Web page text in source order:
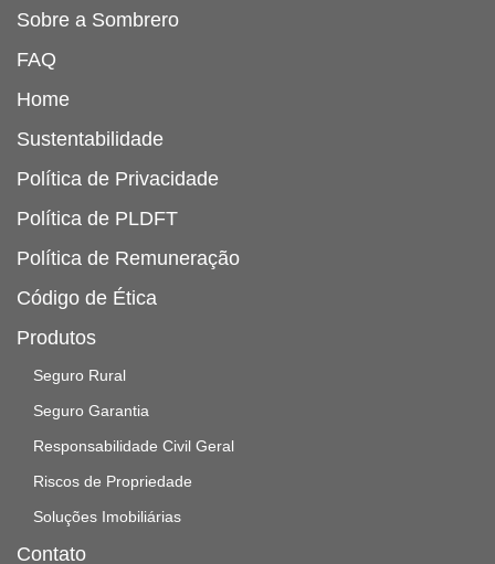
Sobre a Sombrero
FAQ
Home
Sustentabilidade
Política de Privacidade
Política de PLDFT
Política de Remuneração
Código de Ética
Produtos
Seguro Rural
Seguro Garantia
Responsabilidade Civil Geral
Riscos de Propriedade
Soluções Imobiliárias
Contato